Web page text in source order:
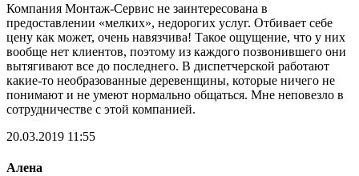
Компания Монтаж-Сервис не заинтересована в
предоставлении «мелких», недорогих услуг. Отбивает себе
цену как может, очень навязчива! Такое ощущение, что у них
вообще нет клиентов, поэтому из каждого позвонившего они
вытягивают все до последнего. В диспетчерской работают
какие-то необразованные деревенщины, которые ничего не
понимают и не умеют нормально общаться. Мне неповезло в
сотрудничестве с этой компанией.
20.03.2019 11:55
Алена